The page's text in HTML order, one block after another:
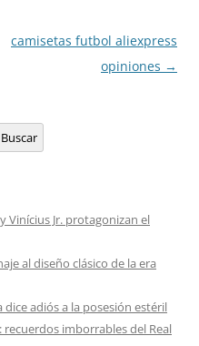
camisetas futbol aliexpress
opiniones →
Buscar
Vinícius Jr. protagonizan el
al diseño clásico de la era
dice adiós a la posesión estéril
imborrables del Real